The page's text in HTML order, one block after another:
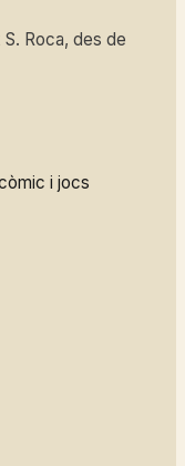
S. Roca, des de
i jocs